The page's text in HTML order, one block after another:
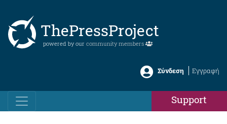
ThePressProject
powered by our community members
Σύνδεση Εγγραφή
Support